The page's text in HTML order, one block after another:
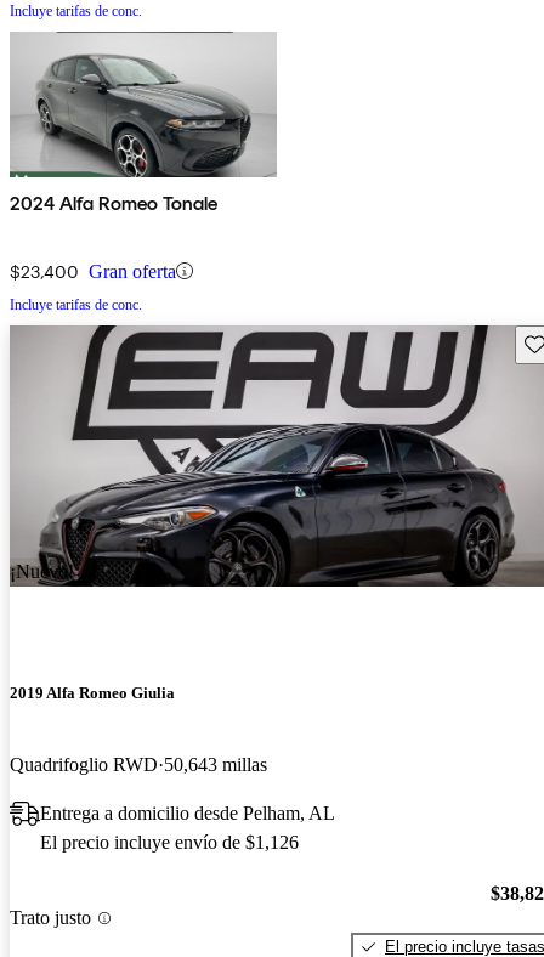
Incluye tarifas de conc.
2024 Alfa Romeo Tonale
$23,400 Gran oferta
Incluye tarifas de conc.
¡Nuevo!
2019 Alfa Romeo Giulia
Quadrifoglio RWD 50,643 millas
Entrega a domicilio desde Pelham, AL
El precio incluye envío de $1,126
Trato justo
El precio incluye tasas